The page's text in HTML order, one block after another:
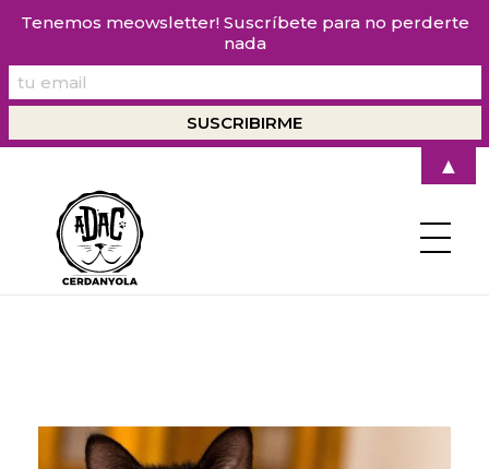
Tenemos meowsletter! Suscríbete para no perderte
nada
▲